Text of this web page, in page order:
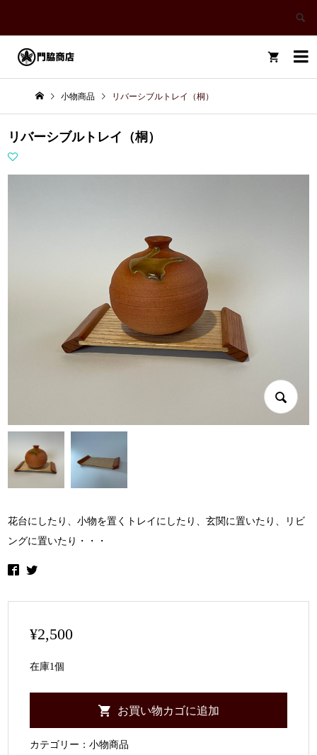


小物商品 リバーシブルトレイ（桐）
リバーシブルトレイ（桐）
花台にしたり、小物を置くトレイにしたり、玄関に置いたり、リビ
ングに置いたり・・・
¥2,500
在庫1個
お買い物カゴに追加
カテゴリー：小物商品